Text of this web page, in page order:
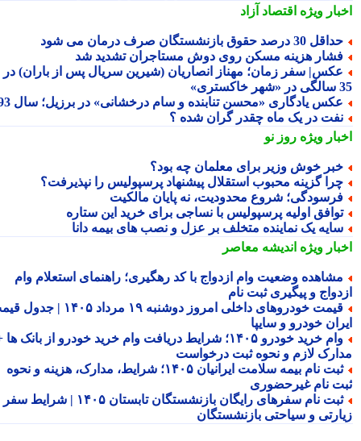
ویژهاقتصاد آزاد
30 درصد حقوق بازنشستگان صرف درمان می شود
هزینه مسکن روی دوش مستاجران تشدید شد
سفر زمان؛ مهناز انصاریان (شیرین سریال پس از باران) در
یادگاری «محسن تنابنده و سام درخشانی» در برزیل؛ سال 93
در یک ماه چقدر گران شده ؟
ویژهروز نو
خوش وزیر برای معلمان چه بود؟
گزینه محبوب استقلال پیشنهاد پرسپولیس را نپذیرفت؟
شروع محدودیت، نه پایان مالکیت
اولیه پرسپولیس با نساجی برای خرید این ستاره
یک نماینده متخلف بر عزل و نصب های بیمه دانا
ویژهاندیشه معاصر
وضعیت وام ازدواج با کد رهگیری؛ راهنمای استعلام وام
و پیگیری ثبت نام
قیمت خودروهای داخلی امروز دوشنبه ۱۹ مرداد ۱۴۰۵ | جدول قیمت
خودرو و سایپا
وام خرید خودرو ۱۴۰۵؛ شرایط دریافت وام خرید خودرو از بانک ها +
لازم و نحوه ثبت درخواست
ثبت نام بیمه سلامت ایرانیان ۱۴۰۵؛ شرایط، مدارک، هزینه و نحوه
نام غیرحضوری
ثبت نام سفرهای رایگان بازنشستگان تابستان ۱۴۰۵ | شرایط سفر
و سیاحتی بازنشستگان